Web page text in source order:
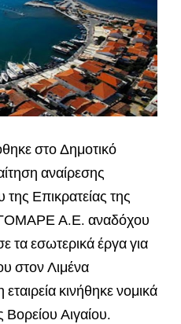
στο Δημοτικό
αναίρεσης
Επικρατείας της
Α.Ε. αναδόχου
τα εσωτερικά έργα για
στον Λιμένα
κινήθηκε νομικά
Βορείου Αιγαίου.